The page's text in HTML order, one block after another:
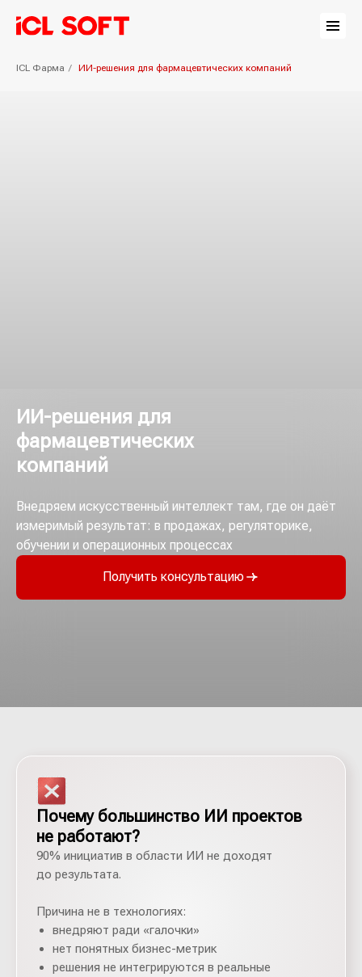
ICL Фарма / ИИ-решения для фармацевтических компаний
ИИ-решения для
фармацевтических
компаний
Внедряем искусственный интеллект там, где он даёт
измеримый результат: в продажах, регуляторике,
обучении и операционных процессах
Получить консультацию
Почему большинство ИИ проектов
не работают?
90% инициатив в области ИИ не доходят
до результата.
Причина не в технологиях:
внедряют ради «галочки»
нет понятных бизнес-метрик
решения не интегрируются в реальные